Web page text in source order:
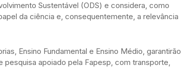
Sustentável (ODS) e considera, como
da ciência e, consequentemente, a relevância
Ensino Fundamental e Ensino Médio, garantirão
apoiado pela Fapesp, com transporte,